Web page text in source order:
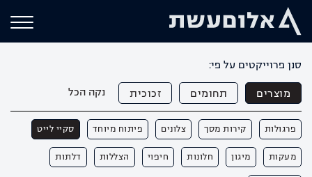
סנן פרוייקטים על פי:
מוצרים תחומים זכוכית נקה הכל
פרגולות קירות מסך צלונים פיתוח מיוחד סקיי לייט
מעקות מיגון חלונות חיפוי הצללות דלתות